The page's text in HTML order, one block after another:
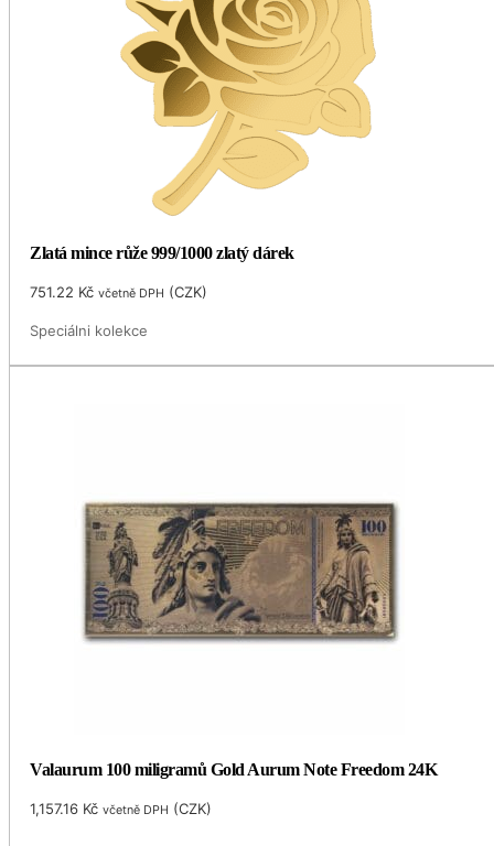
Zlatá mince růže 999/1000 zlatý dárek
751.22 Kč včetně DPH (CZK)
Speciálni kolekce
Valaurum 100 miligramů Gold Aurum Note Freedom 24K
1,157.16 Kč včetně DPH (CZK)